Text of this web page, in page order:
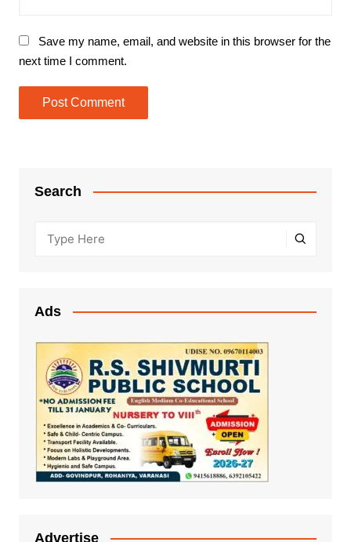
Save my name, email, and website in this browser for the
next time I comment.
Search
Ads
Advertise